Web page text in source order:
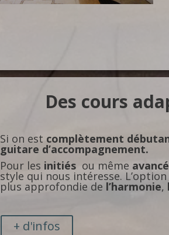
Des cours
Si on est complètement
guitare d’accompagnement.
Pour les initiés ou même
style qui nous intéresse.
plus approfondie de l’harmonie,
+ d'infos